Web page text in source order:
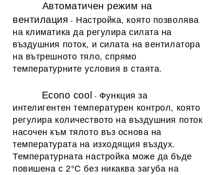
Автоматичен режим на
вентилация - Настройка, която позволява
на климатика да регулира силата на
въздушния поток, и силата на вентилатора
на вътрешното тяло, спрямо
температурните условия в стаята.
Econo cool - Функция за
интелигентен температурен контрол, която
регулира количеството на въздушния поток
насочен към тялото въз основа на
температурата на изходящия въздух.
Температурната настройка може да бъде
повишена с 2°C без никаква загуба на